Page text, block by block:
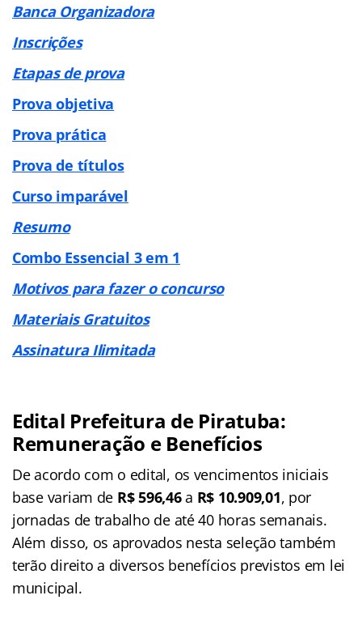
Banca Organizadora
Inscrições
Etapas de prova
Prova objetiva
Prova prática
Prova de títulos
Curso imparável
Resumo
Combo Essencial 3 em 1
Motivos para fazer o concurso
Materiais Gratuitos
Assinatura Ilimitada
Edital Prefeitura de Piratuba:
Remuneração e Benefícios
De acordo com o edital, os vencimentos iniciais
base variam de R$ 596,46a R$ 10.909,01, por
jornadas de trabalho de até 40 horas semanais.
Além disso, os aprovados nesta seleção também
terão direito a diversos benefícios previstos em lei
municipal.